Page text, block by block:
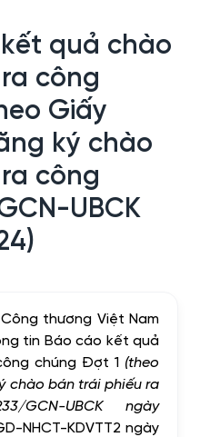
quả chào
công
Giấy
ký chào
công
UBCK
thương Việt Nam
tin Báo cáo kết quả
chúng Đợt 1 (theo
chào bán trái phiếu ra
UBCK ngày
NHCT-KDVTT2 ngày